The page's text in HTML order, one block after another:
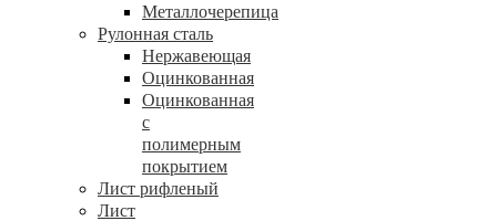
Металлочерепица
Рулонная сталь
Нержавеющая
Оцинкованная
Оцинкованная
с
полимерным
покрытием
Лист рифленый
Лист